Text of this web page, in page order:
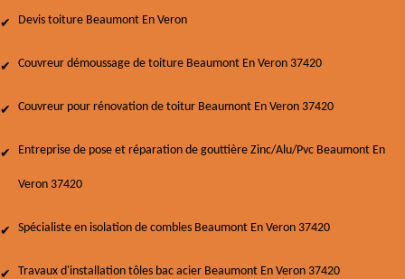
Devis toiture Beaumont En Veron
Couvreur démoussage de toiture Beaumont En Veron 37420
Couvreur pour rénovation de toitur Beaumont En Veron 37420
Entreprise de pose et réparation de gouttière Zinc/Alu/Pvc Beaumont En
Veron 37420
Spécialiste en isolation de combles Beaumont En Veron 37420
Travaux d'installation tôles bac acier Beaumont En Veron 37420